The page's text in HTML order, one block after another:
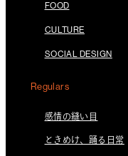
FOOD
CULTURE
SOCIAL DESIGN
Regulars
感情の縫い目
ときめけ、踊る日常